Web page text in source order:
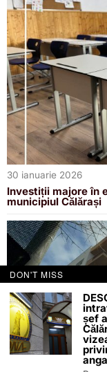
30 ianuarie 2026
Investiții majore în
municipiul Călărași
DON'T MISS
șef